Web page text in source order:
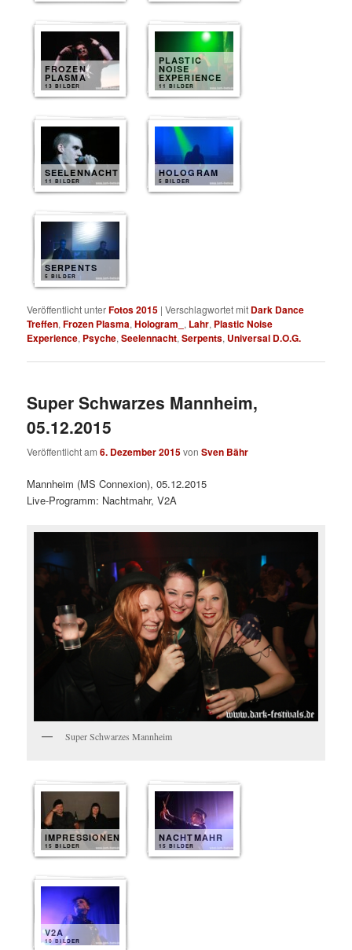
FROZEN
PLASMA
13 BILDER
PLASTIC
NOISE
EXPERIENCE
11 BILDER
SEELENNACHT
11 BILDER
HOLOGRAM
5 BILDER
SERPENTS
5 BILDER
Veröffentlicht unterFotos 2015 |Verschlagwortet mit Dark Dance
Treffen,Frozen Plasma,Hologram_ , Lahr, Plastic Noise
Experience, Psyche,Seelennacht,Serpents, Universal D.O.G.
Super Schwarzes Mannheim,
05.12.2015
Veröffentlicht am6. Dezember 2015vonSven Bähr
Mannheim (MS Connexion), 05.12.2015
Live-Programm: Nachtmahr, V2A
Super Schwarzes Mannheim
IMPRESSIONEN
15 BILDER
NACHTMAHR
15 BILDER
V2A
10 BILDER